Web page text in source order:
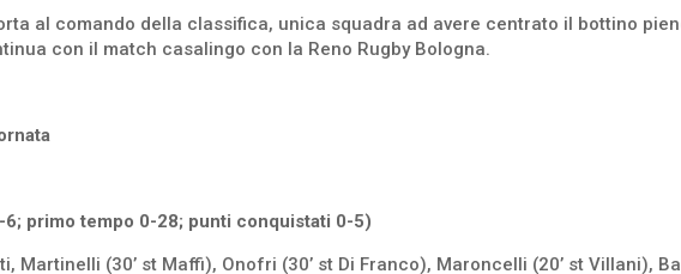
al comando della classifica, unica squadra ad avere centrato il bottino
con il match casalingo con la Reno Rugby Bologna.
primo tempo 0-28; punti conquistati 0-5)
Martinelli (30’ st Maffi), Onofri (30’ st Di Franco), Maroncelli (20’ st Villani),